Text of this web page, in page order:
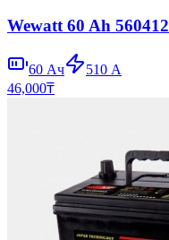
Wewatt 60 Ah 560412
60 Ач 510 А
46,000₸